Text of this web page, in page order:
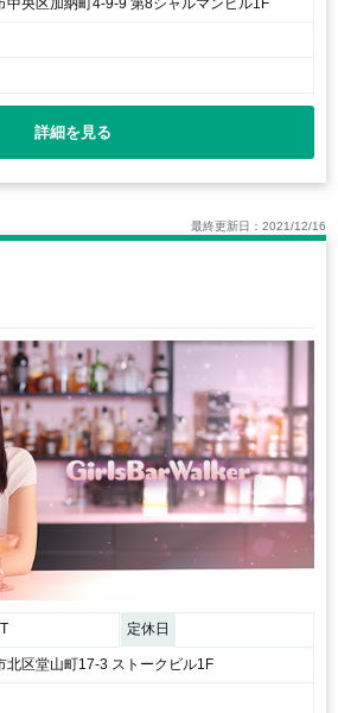
中央区加納町4-9-9 第8シャルマンビル1F
詳細を見る
最終更新日：2021/12/16
定休日
北区堂山町17-3 ストークビル1F